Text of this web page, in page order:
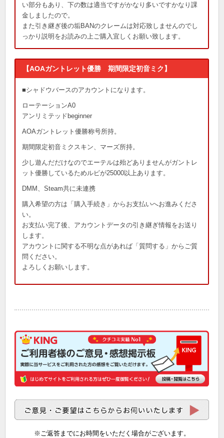
い部分もあり、下の数は適当ですがかなり多いですかなり課
金しましたので。
また引き継ぎ後の垢BANのクレームは対応致しませんのでし
っかり説明をお読みの上ご購入宜しくお願い致します。
【AOAガントレット優勝 期間限定初音ミク】
■シャドウバースのアカウントになります。
ローテーションA0
アンリミテッドbeginner
AOAガントレット優勝称号所持。
期間限定初音ミクスキン、マーズ所持。
少し遊んだだけなのでエーテルは殆どありませんがガントレ
ット優勝しているためルピが25000以上あります。
DMM、Steam共に未連携
購入希望の方は「購入手続き」からお支払いへお進みくださ
い。
お支払い完了後、アカウントデータの引き継ぎ情報をお送り
します。
アカウントに関する不明な点があれば「質問する」からご質
問ください。
よろしくお願いします。
※ご返答までにお時間をいただく場合がございます。